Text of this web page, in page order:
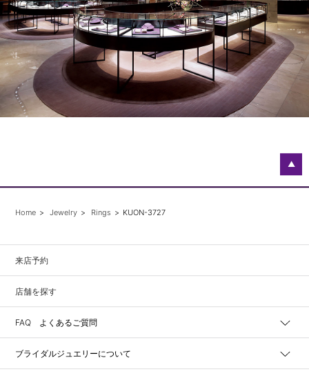
▲
Home Jewelry Rings KUON-3727
来店予約
店舗を探す
FAQ よくあるご質問
ブライダルジュエリーについて